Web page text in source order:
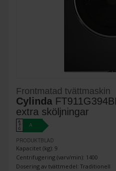
Frontmatad tvättmaskin
Cylinda
extra sköljningar
A
↑
G
A
PRODUKTBLAD
Kapacitet (kg): 9
Centrifugering (varv/min): 1400
Dosering av tvättmedel: Traditionell